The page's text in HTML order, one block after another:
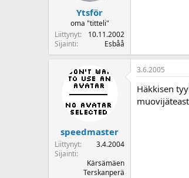
Ytsför
oma "titteli"
Liittynyt
10.11.2002
Sijainti
Esbåå
speedmaster
Liittynyt
3.4.2004
Sijainti
Kärsämäen
Terskanperä
3.6.2005
Häkkisen